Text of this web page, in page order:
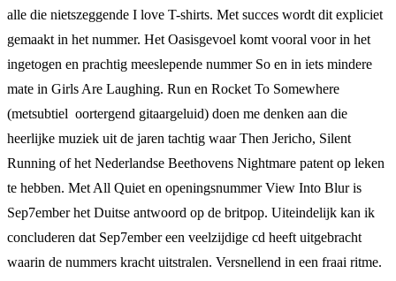
alle die nietszeggende I love T-shirts. Met succes wordt dit expliciet
gemaakt in het nummer. Het Oasisgevoel komt vooral voor in het
ingetogen en prachtig meeslepende nummer So en in iets mindere
mate in Girls Are Laughing. Run en Rocket To Somewhere
(metsubtiel oortergend gitaargeluid) doen me denken aan die
heerlijke muziek uit de jaren tachtig waar Then Jericho, Silent
Running of het Nederlandse Beethovens Nightmare patent op leken
te hebben. Met All Quiet en openingsnummer View Into Blur is
Sep7ember het Duitse antwoord op de britpop. Uiteindelijk kan ik
concluderen dat Sep7ember een veelzijdige cd heeft uitgebracht
waarin de nummers kracht uitstralen. Versnellend in een fraai ritme.